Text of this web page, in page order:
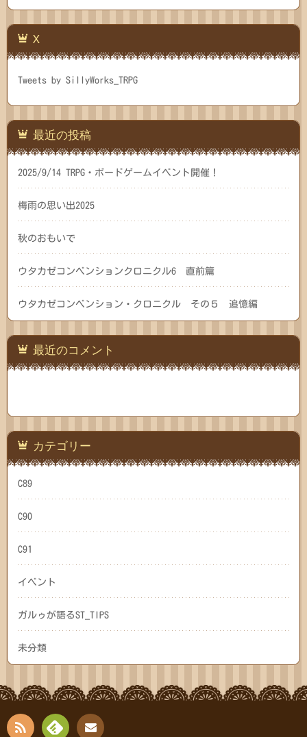
Feedly連絡
X
Tweets by SillyWorks_TRPG
最近の投稿
2025/9/14 TRPG・ボードゲームイベント開催！
梅雨の思い出2025
秋のおもいで
ウタカゼコンベンションクロニクル6 直前篇
ウタカゼコンベンション・クロニクル その５ 追憶編
最近のコメント
カテゴリー
C89
C90
C91
イベント
ガルゥが語るST_TIPS
未分類